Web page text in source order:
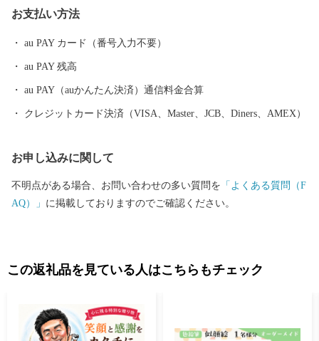
池田町ですが、高校生までの医療費無料化や多子世帯の保育料及
お支払い方法
au PAY カード（番号入力不要）
au PAY 残高
au PAY（auかんたん決済）通信料金合算
クレジットカード決済（VISA、Master、JCB、Diners、AMEX）
お申し込みに関して
不明点がある場合、お問い合わせの多い質問を 「よくある質問（F
AQ）」 に掲載しておりますのでご確認ください。
この返礼品を見ている人はこちらもチェック